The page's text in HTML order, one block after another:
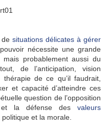
desituations délicates à gérer
nécessite une grande
probablement aussi du
de l’anticipation, vision
de ce qu’il faudrait,
et capacité d’atteindre ces
question de l’opposition
et la défense des valeurs
politique et la morale.